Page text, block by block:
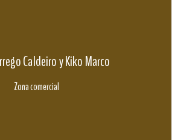
Caldeiro y Kiko Marco
Zona comercial